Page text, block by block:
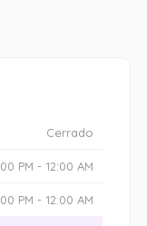
Cerrado
PM - 12:00 AM
PM - 12:00 AM